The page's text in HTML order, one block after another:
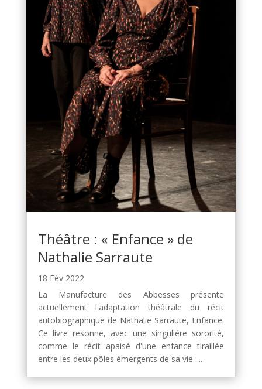
Théâtre : « Enfance » de
Nathalie Sarraute
18 Fév 2022
La Manufacture des Abbesses présente
actuellement l'adaptation théâtrale du récit
autobiographique de Nathalie Sarraute, Enfance.
Ce livre resonne, avec une singulière sororité,
comme le récit apaisé d'une enfance tiraillée
entre les deux pôles émergents de sa vie :...